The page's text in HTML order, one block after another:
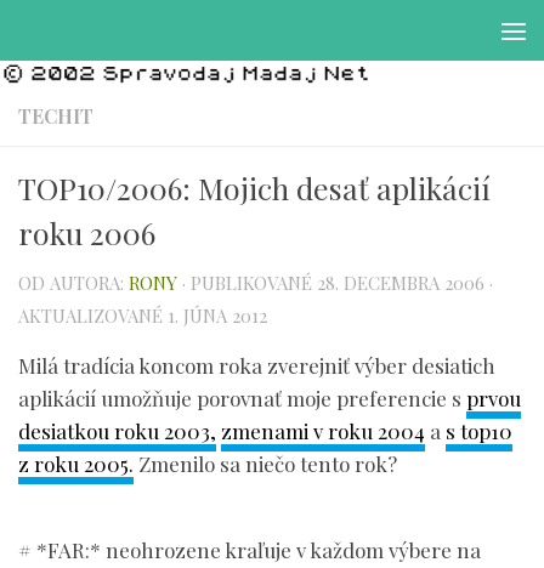
TECHIT
TOP10/2006: Mojich desať aplikácií
roku 2006
OD AUTORA: RONY · PUBLIKOVANÉ 28. DECEMBRA 2006 ·
AKTUALIZOVANÉ 1. JÚNA 2012
Milá tradícia koncom roka zverejniť výber desiatich
aplikácií umožňuje porovnať moje preferencie s prvou
desiatkou roku 2003, zmenami v roku 2004 a s top10
z roku 2005. Zmenilo sa niečo tento rok?
# *FAR:* neohrozene kraľuje v každom výbere na